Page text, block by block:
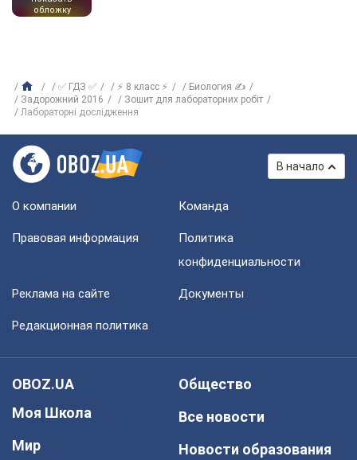
обложку
✅ ГДЗ ✅ ⚡ 8 класс ⚡
Биология ✍
Задорожний 2016
Зошит для лабораторних робіт
Лабораторні дослідження
В начало
О компании Команда
Правовая информация
Политика
конфиденциальности
Реклама на сайте Документы
Редакционная политика
OBOZ.UA
Моя Школа
Мир
Общество
Все новости
Новости образования